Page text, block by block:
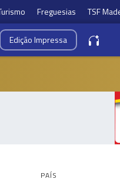
Freguesias TSF
EdiçãoImpressa
PAÍS